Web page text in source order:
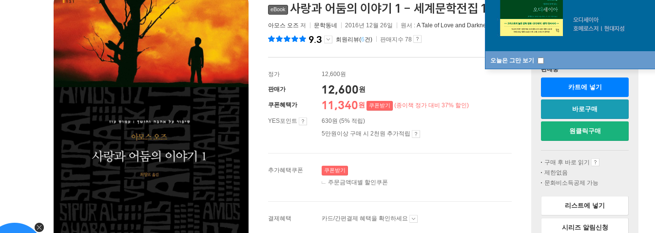
오늘은 그만 보기
eBook 사랑과 어둠의 이야기 1 - 세계문학전집 131
아모스 오즈 저 문학동네 2016년 12월 26일 원서 : A Tale of Love and Darkness
9.3 회원리뷰(6건) 판매지수 78
정가 12,600원
판매가 12,600원
쿠폰혜택가 11,340원 쿠폰받기 (종이책 정가 대비 37% 할인)
YES포인트
630원 (5% 적립)
5만원이상 구매 시 2천원 추가적립
추가혜택쿠폰 쿠폰받기
주문금액대별 할인쿠폰
결제혜택 카드/간편결제 혜택을 확인하세요
판매중
카트에 넣기
바로구매
원클릭구매
구매 후 바로 읽기
제한없음
문화비소득공제 가능
리스트에 넣기
시리즈 알림신청